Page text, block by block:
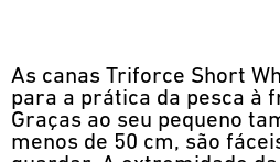
As canas Triforce Short
para a prática da pesca à
Graças ao seu pequeno
menos de 50 cm, são